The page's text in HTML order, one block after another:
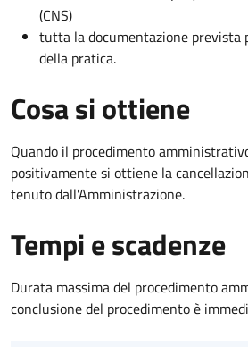
(CNS)
tutta la documentazione prevista
della pratica.
Cosa si ottiene
Quando il procedimento
positivamente si ottiene la
tenuto dall'Amministrazione.
Tempi e scadenze
Durata massima del procedimento
conclusione del procedimento è